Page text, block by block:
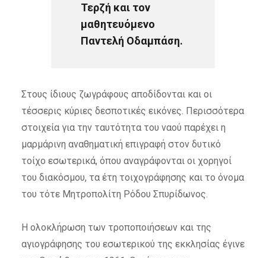
Τερζή και τον
μαθητευόμενο
Παντελή Οδαμπάση.
Στους ίδιους ζωγράφους αποδίδονται και οι
τέσσερις κύριες δεσποτικές εικόνες. Περισσότερα
στοιχεία για την ταυτότητα του ναού παρέχει η
μαρμάρινη αναθηματική επιγραφή στον δυτικό
τοίχο εσωτερικά, όπου αναγράφονται οι χορηγοί
του διακόσμου, τα έτη τοιχογράφησης και το όνομα
του τότε Μητροπολίτη Ρόδου Σπυρίδωνος.
Η ολοκλήρωση των τροποποιήσεων και της
αγιογράφησης του εσωτερικού της εκκλησίας έγινε